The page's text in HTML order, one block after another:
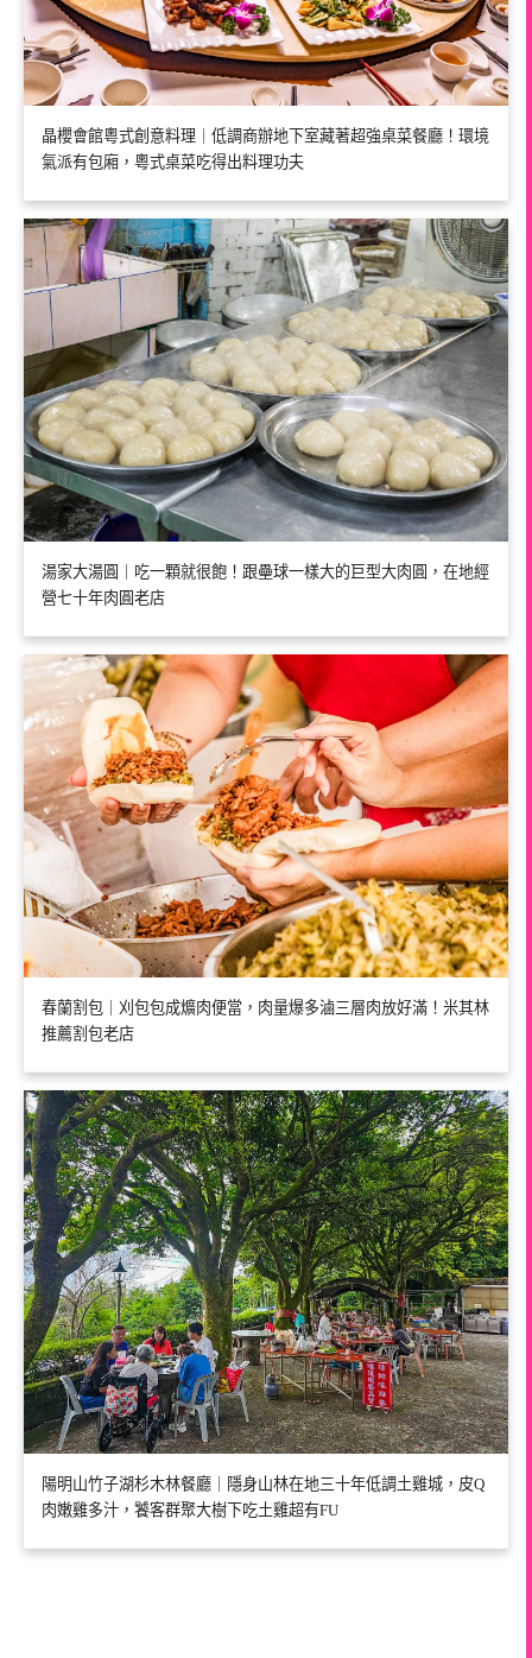
晶櫻會館粵式創意料理｜低調商辦地下室藏著超強桌菜餐廳！環境
氣派有包廂，粵式桌菜吃得出料理功夫
湯家大湯圓｜吃一顆就很飽！跟壘球一樣大的巨型大肉圓，在地經
營七十年肉圓老店
春蘭割包｜刈包包成爌肉便當，肉量爆多滷三層肉放好滿！米其林
推薦割包老店
陽明山竹子湖杉木林餐廳｜隱身山林在地三十年低調土雞城，皮Q
肉嫩雞多汁，饕客群聚大樹下吃土雞超有FU